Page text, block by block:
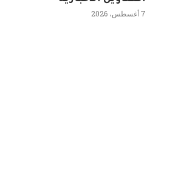
7 أغسطس، 2026